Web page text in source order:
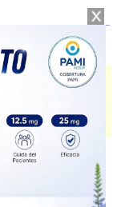
Antibiótico. Es
disponible.